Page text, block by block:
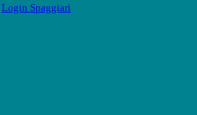
Login Spaggiari